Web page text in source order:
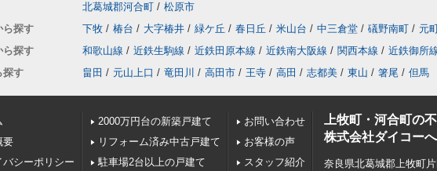
北葛城郡河合町 / 松原市
ら探す
下牧 / 椿台 / 大字椿井 / 緑ケ丘 / 春日丘 / 米山台 / 中三倉堂 / 礒野南町 / 元
ら探す
和歌山線 / 近鉄生駒線 / 近鉄田原本線 / 近鉄南大阪線 / 関西本線 / 近鉄御所
探す
畠田 / 元山上口 / 竜田川 / 高田市 / 王寺 / 高田 / 志都美 / 東山 / 箸尾 / 但馬
要
バシーポリシー
2000万円台の新築戸建て
リフォーム済み中古戸建て
駐車場2台以上の戸建て
お問い合わせ
お客様の声
スタッフ紹介
上牧町・河合町の
株式会社ダイコーへ
奈良県北葛城郡上牧町